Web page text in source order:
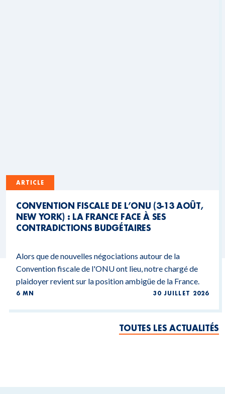
ARTICLE
CONVENTION FISCALE DE L’ONU (3-13 AOÛT,
NEW YORK) : LA FRANCE FACE À SES
CONTRADICTIONS BUDGÉTAIRES
Alors que de nouvelles négociations autour de la
Convention fiscale de l'ONU ont lieu, notre chargé de
plaidoyer revient sur la position ambigüe de la France.
6 MN 30 JUILLET 2026
TOUTES LES ACTUALITÉS